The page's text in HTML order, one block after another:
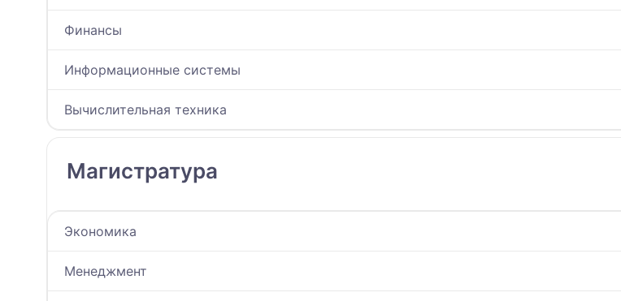
Финансы
Информационные системы
Вычислительная техника
Магистратура
Экономика
Менеджмент